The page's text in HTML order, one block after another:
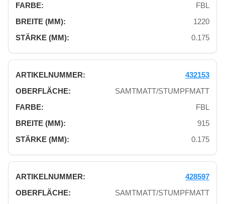
FBL
1220
0.175
432153
SAMTMATT/STUMPFMATT
FBL
915
0.175
428597
SAMTMATT/STUMPFMATT